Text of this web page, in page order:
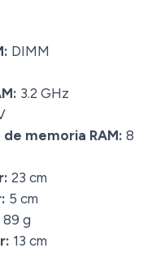
DIMM
3.2 GHz
memoria RAM: 8
23 cm
5 cm
89 g
13 cm